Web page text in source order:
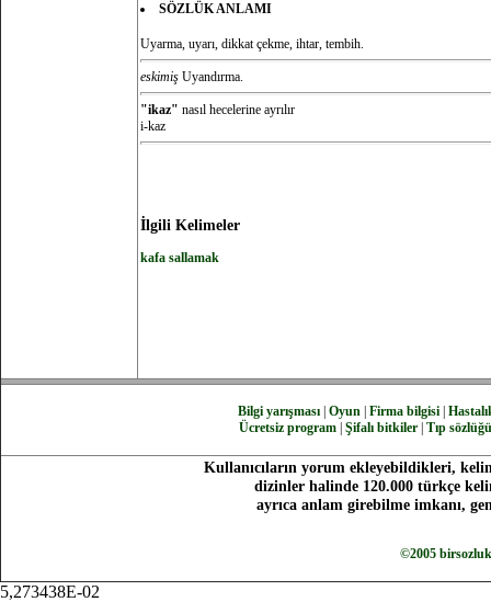
SÖZLÜK ANLAMI
Uyarma, uyarı, dikkat çekme, ihtar, tembih.
eskimiş Uyandırma.
"ikaz" nasıl hecelerine ayrılır
i-kaz
İlgili Kelimeler
kafa sallamak
Bilgi yarışması| Oyun| Firma bilgisi|
Ücretsiz program Şifalı bitkiler Tıp sözlüğü
Kullanıcıların yorum ekleyebildikleri,
dizinler halinde 120.000 türkçe
ayrıca anlam girebilme imkanı,
©2005
5,273438E-02